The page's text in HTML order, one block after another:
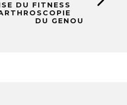
DU FITNESS
DU GENOU